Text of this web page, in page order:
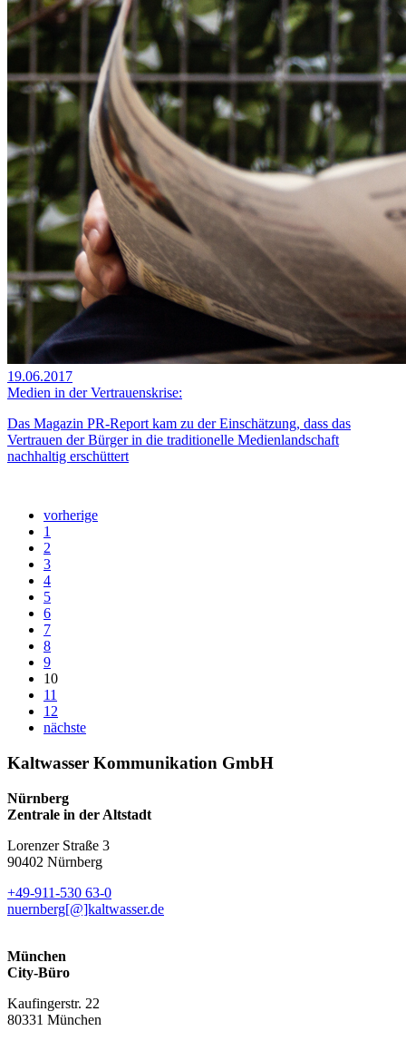
19.06.2017
Medien in der Vertrauenskrise:
Das Magazin PR-Report kam zu der Einschätzung, dass das
Vertrauen der Bürger in die traditionelle Medienlandschaft
nachhaltig erschüttert
vorherige
1
2
3
4
5
6
7
8
9
10
11
12
nächste
Kaltwasser Kommunikation GmbH
Nürnberg
Zentrale in der Altstadt
Lorenzer Straße 3
90402 Nürnberg
+49-911-530 63-0
nuernberg[@]kaltwasser.de
München
City-Büro
Kaufingerstr. 22
80331 München